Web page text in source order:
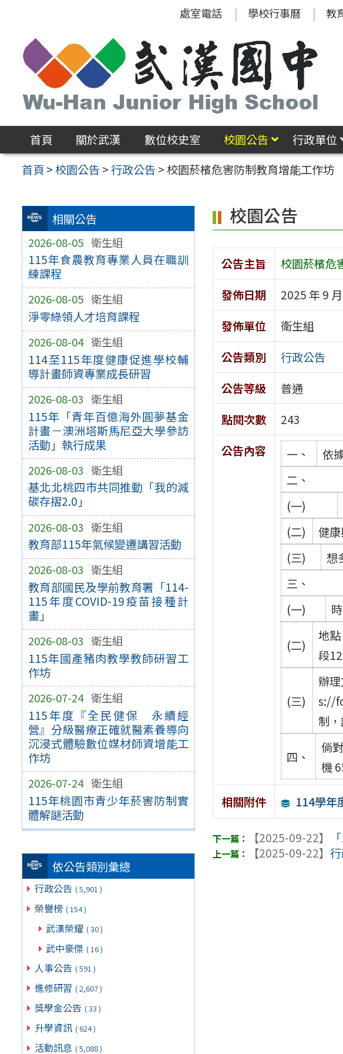
區
處室電話 學校行事曆 教
首頁 關於武漢 數位校史室 校園公告 行政單位
首頁 >校園公告 >行政公告 >校園菸檳危害防制教育增能工作坊
相關公告
2026-08-05 衛生組
115年食農教育專業人員在職訓
練課程
2026-08-05 衛生組
淨零綠領人才培育課程
2026-08-04 衛生組
114至115年度健康促進學校輔
導計畫師資專業成長研習
2026-08-03 衛生組
115年「青年百億海外圓夢基金
計畫－澳洲塔斯馬尼亞大學參訪
活動」執行成果
2026-08-03 衛生組
基北北桃四市共同推動「我的減
碳存摺2.0」
2026-08-03 衛生組
教育部115年氣候變遷講習活動
2026-08-03 衛生組
教育部國民及學前教育署「114-
115年度COVID-19疫苗接種計
畫」
2026-08-03 衛生組
115年國產豬肉教學教師研習工
作坊
2026-07-24 衛生組
115年度『全民健保 永續經
營』分級醫療正確就醫素養導向
沉浸式體驗數位媒材師資增能工
作坊
2026-07-24 衛生組
115年桃園市青少年菸害防制實
體解謎活動
依公告類別彙總
行政公告 ( 5,901 )
榮譽榜 ( 154 )
武漢榮耀 ( 30 )
武中豪傑 ( 16 )
人事公告 ( 591 )
進修研習 ( 2,607 )
獎學金公告 ( 33 )
升學資訊 ( 624 )
活動訊息 ( 5,088 )
校園公告
公告主旨
校園菸檳危
發佈日期
2025 年 9
發佈單位
衛生組
公告類別
行政公告
公告等級
普通
點閱次數
243
公告內容
一、
依
二、
(一)
(二)
健
(三)
想
三、
(一)
(二)
地
段
(三)
辦
s://
制
四、
倘
機
相關附件 114學年
【2025-09-22】
【2025-09-22】